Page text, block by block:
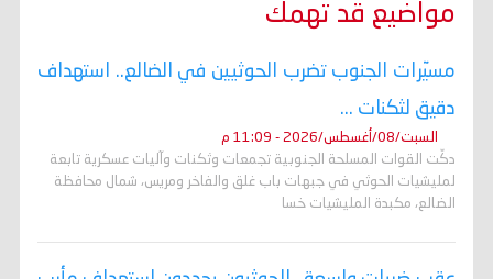
مواضيع قد تهمك
مسيّرات الجنوب تضرب الحوثيين في الضالع.. استهداف
دقيق لثكنات ...
السبت/08/أغسطس/2026 - 11:09 م
دكّت القوات المسلحة الجنوبية تجمعات وثكنات وآليات عسكرية تابعة
لمليشيات الحوثي في جبهات باب غلق والفاخر ومريس، شمال محافظة
الضالع، مكبدة المليشيات خسا